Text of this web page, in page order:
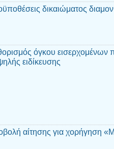
δικαιώματος
όγκου εισερχομένων
ειδίκευσης
αίτησης για χορήγηση